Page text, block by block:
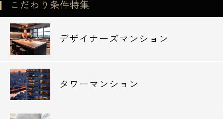
こだわり条件特集
デザイナーズマンション
タワーマンション